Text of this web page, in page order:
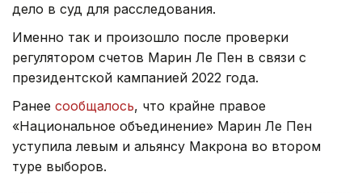
дело в суд для расследования.
Именно так и произошло после проверки
регулятором счетов Марин Ле Пен в связи с
президентской кампанией 2022 года.
Ранее сообщалось, что крайне правое
«Национальное объединение» Марин Ле Пен
уступила левым и альянсу Макрона во втором
туре выборов.